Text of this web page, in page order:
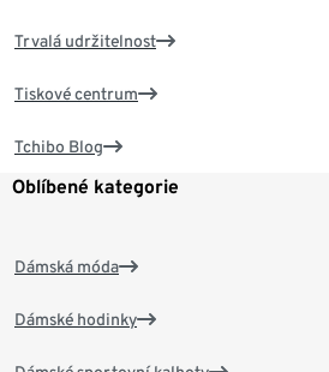
Trvalá udržitelnost
Tiskové centrum
Tchibo Blog
Oblíbené kategorie
Dámská móda
Dámské hodinky